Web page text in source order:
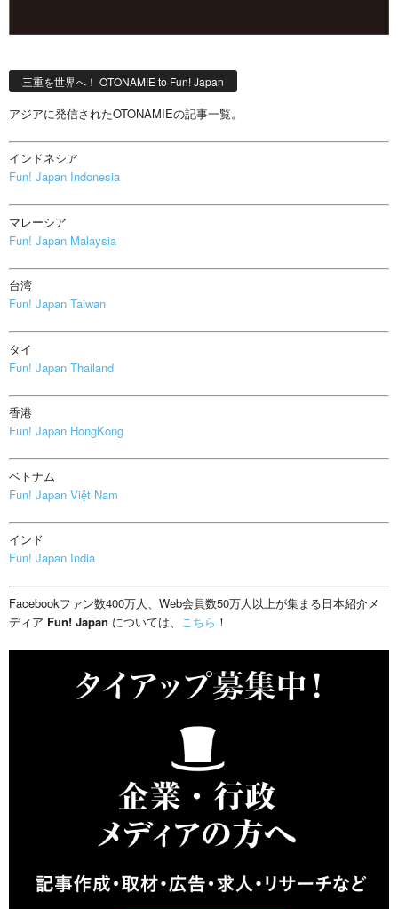
三重を世界へ！ OTONAMIE to Fun! Japan
アジアに発信されたOTONAMIEの記事一覧。
インドネシア
Fun! Japan Indonesia
マレーシア
Fun! Japan Malaysia
台湾
Fun! Japan Taiwan
タイ
Fun! Japan Thailand
香港
Fun! Japan HongKong
ベトナム
Fun! Japan Việt Nam
インド
Fun! Japan India
Facebookファン数400万人、Web会員数50万人以上が集まる日本紹介メ
ディア Fun! Japan については、 こちら ！